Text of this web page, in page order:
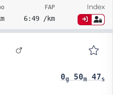
FAP
6:49 /km
Index
0g50m47s